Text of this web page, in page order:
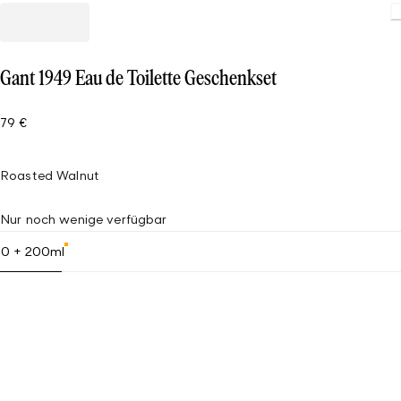
Gant 1949 Eau de Toilette Geschenkset
79 €
Roasted Walnut
Nur noch wenige verfügbar
+ 200ml